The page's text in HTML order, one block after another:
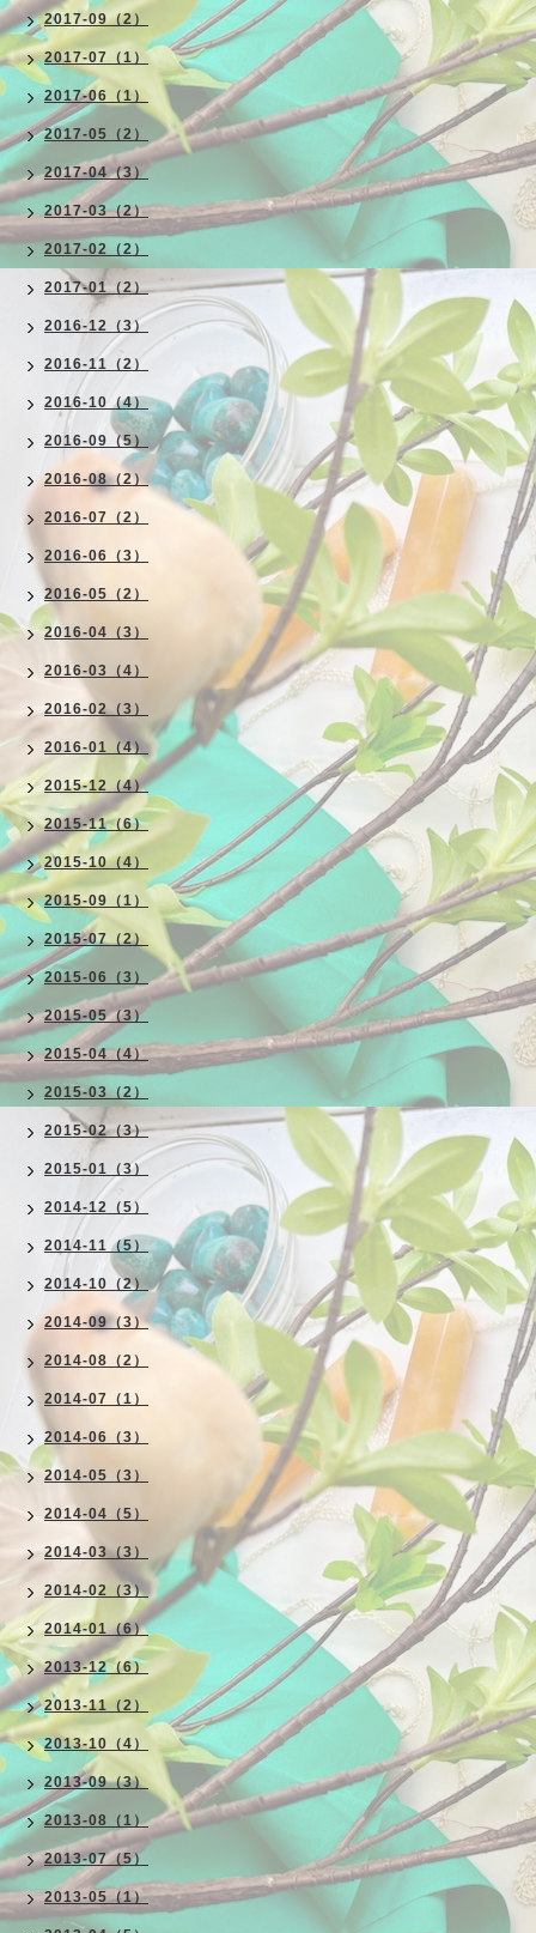
2017-09（2）
2017-07（1）
2017-06（1）
2017-05（2）
2017-04（3）
2017-03（2）
2017-02（2）
2017-01（2）
2016-12（3）
2016-11（2）
2016-10（4）
2016-09（5）
2016-08（2）
2016-07（2）
2016-06（3）
2016-05（2）
2016-04（3）
2016-03（4）
2016-02（3）
2016-01（4）
2015-12（4）
2015-11（6）
2015-10（4）
2015-09（1）
2015-07（2）
2015-06（3）
2015-05（3）
2015-04（4）
2015-03（2）
2015-02（3）
2015-01（3）
2014-12（5）
2014-11（5）
2014-10（2）
2014-09（3）
2014-08（2）
2014-07（1）
2014-06（3）
2014-05（3）
2014-04（5）
2014-03（3）
2014-02（3）
2014-01（6）
2013-12（6）
2013-11（2）
2013-10（4）
2013-09（3）
2013-08（1）
2013-07（5）
2013-05（1）